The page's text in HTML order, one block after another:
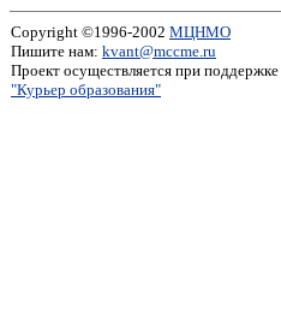
Copyright ©1996-2002 МЦНМО
Пишите нам: kvant@mccme.ru
Проект осуществляется при поддержке
"Курьер образования"